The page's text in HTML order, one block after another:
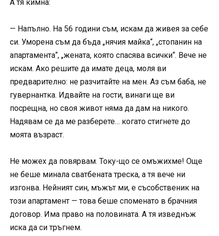
А тя кимна:
— Напълно. На 56 години съм, искам да живея за себе
си. Уморена съм да бъда „нячия майка“, „стопанин на
апартамента“, „жената, която спасява всички“. Вече не
искам. Ако решите да имате деца, моля ви
предварително: не разчитайте на мен. Аз съм баба, не
гувернантка. Идвайте на гости, винаги ще ви
посрещна, но своя живот няма да дам на никого.
Надявам се да ме разберете… когато стигнете до
моята възраст.
Не можех да повярвам. Току-що се омъжихме! Още
не беше минала сватбената треска, а тя вече ни
изгонва. Нейният син, мъжът ми, е съсобственик на
този апартамент — това беше споменато в брачния
договор. Има право на половината. А тя изведнъж
иска да си тръгнем.